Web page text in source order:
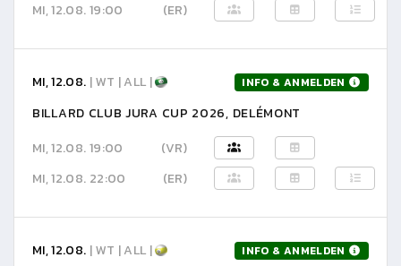
MI, 12.08. 19:00
(ER)
MI, 12.08. | WT | ALL | INFO & ANMELDEN
BILLARD CLUB JURA CUP 2026, DELÉMONT
MI, 12.08. 19:00
(VR)
MI, 12.08. 22:00
(ER)
MI, 12.08. | WT | ALL | INFO & ANMELDEN